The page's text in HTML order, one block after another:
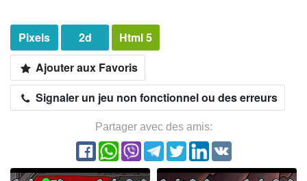
Pixels 2d
Html 5
Ajouter aux Favoris
Signaler un jeu non fonctionnel ou des erreurs
Partager avec des amis: